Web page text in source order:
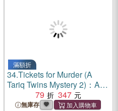
滿額折
34.Tickets for Murder (A
Tariq Twins Mystery 2)：A
funny, twisty crime caper for
kids!
79 347
無庫存